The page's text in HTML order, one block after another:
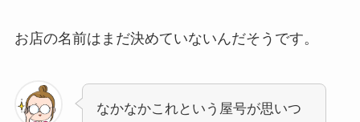
お店の名前はまだ決めていないんだそうです。
なかなかこれという屋号が思いつ